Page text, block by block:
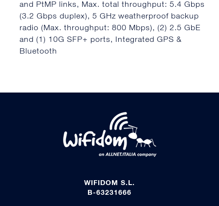
and PtMP links, Max. total throughput: 5.4 Gbps
(3.2 Gbps duplex), 5 GHz weatherproof backup
radio (Max. throughput: 800 Mbps), (2) 2.5 GbE
and (1) 10G SFP+ ports, Integrated GPS &
Bluetooth
WIFIDOM S.L.
B-63231666